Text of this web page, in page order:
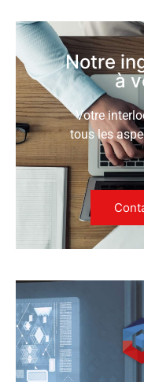
Notre
à
Votre
tous les